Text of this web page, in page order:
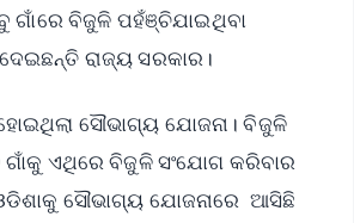
ଗାଁରେ ବିଜୁଳି ପହଁଞ୍ଚିଯାଇଥିବା
ରାଜ୍ୟ ସରକାର।
ସୌଭାଗ୍ୟ ଯୋଜନା। ବିଜୁଳି
ଗାଁକୁ ଏଥିରେ ବିଜୁଳି ସଂଯୋଗ କରିବାର
ସୌଭାଗ୍ୟ ଯୋଜନାରେ ଆସିଛି